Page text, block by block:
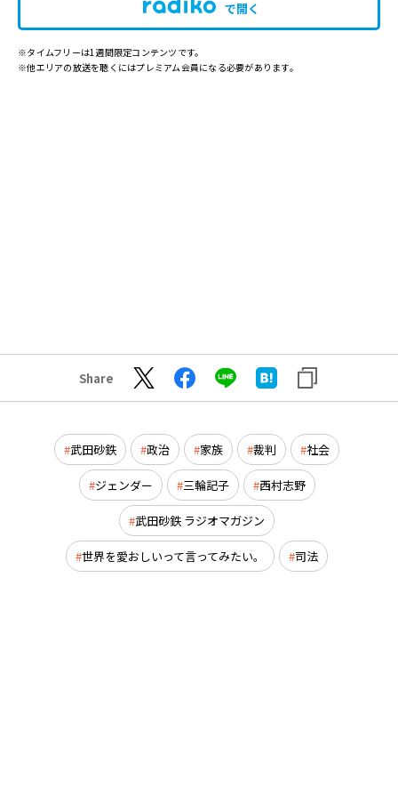
で開く
※タイムフリーは1週間限定コンテンツです。
※他エリアの放送を聴くにはプレミアム会員になる必要があります。
Share
武田砂鉄 政治 家族 裁判 社会
ジェンダー 三輪記子 西村志野
武田砂鉄 ラジオマガジン
世界を愛おしいって言ってみたい。 司法